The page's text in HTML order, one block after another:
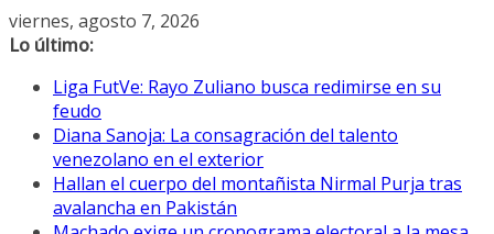
Saltar
al
viernes, agosto 7, 2026
Lo último:
Liga FutVe: Rayo Zuliano busca redimirse en su
feudo
Diana Sanoja: La consagración del talento
venezolano en el exterior
Hallan el cuerpo del montañista Nirmal Purja tras
avalancha en Pakistán